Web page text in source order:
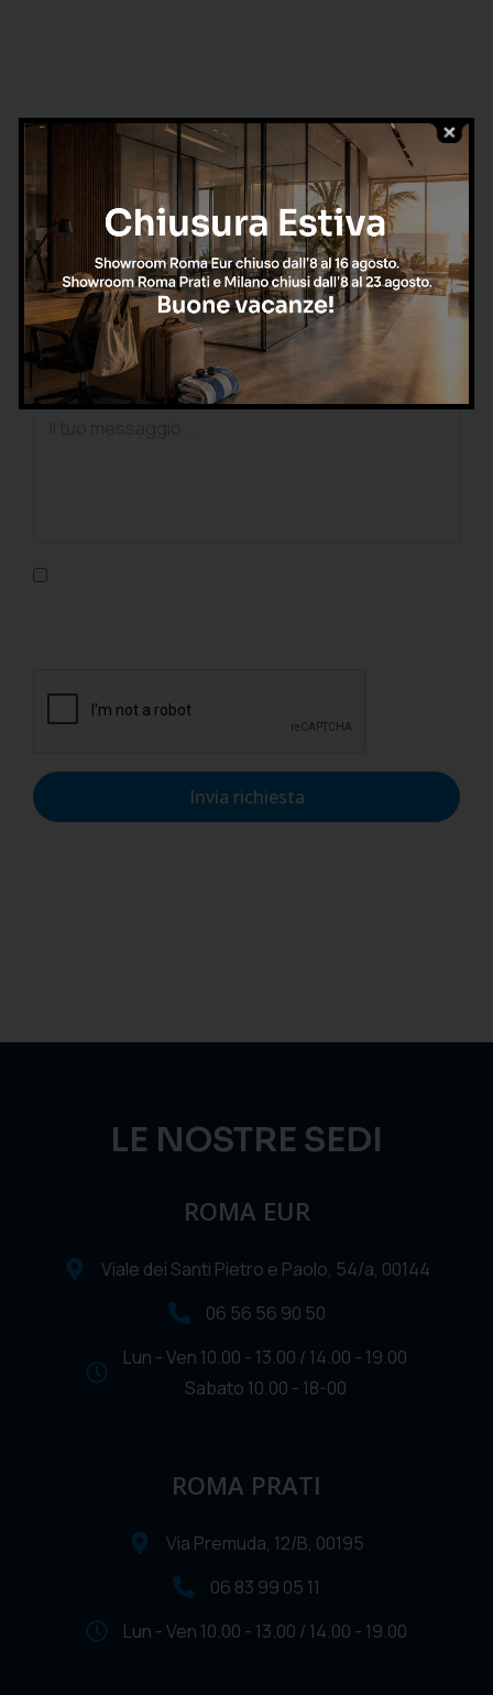
Invia richiesta
LE NOSTRE SEDI
ROMA EUR
Viale dei Santi Pietro e Paolo, 54/a, 00144
06 56 56 90 50
Lun - Ven 10.00 - 13.00 / 14.00 - 19.00
Sabato 10.00 - 18-00
ROMA PRATI
Via Premuda, 12/B, 00195
06 83 99 05 11
Lun - Ven 10.00 - 13.00 / 14.00 - 19.00